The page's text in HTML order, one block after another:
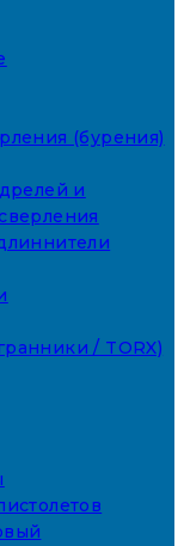
(бурения)
и
/ TORX)